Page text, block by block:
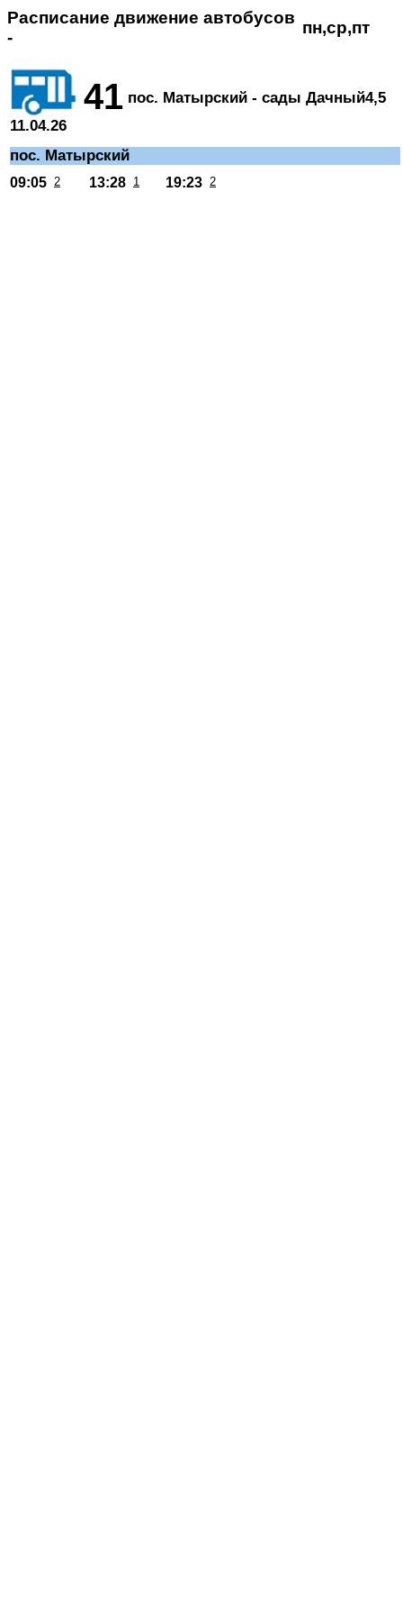
Расписание движение автобусов
-
пн,ср,пт
41 пос. Матырский - сады Дачный4,5
11.04.26
пос. Матырский
09:05 2 13:28 1 19:23 2